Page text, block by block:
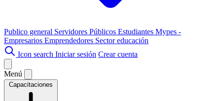
Publico general Servidores Públicos Estudiantes Mypes -
Empresarios Emprendedores Sector educación
Icon search Iniciar sesión Crear cuenta
Menú
Capacitaciones